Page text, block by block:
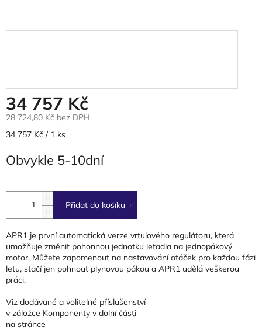
34 757 Kč
28 724,80 Kč bez DPH
Měrná
34 757 Kč / 1 ks
Obvykle 5-10dní
Přidat do košíku
APR1 je první automatická verze vrtulového regulátoru, která
umožňuje změnit pohonnou jednotku letadla na jednopákový
motor. Můžete zapomenout na nastavování otáček pro každou fázi
letu, stačí jen pohnout plynovou pákou a APR1 udělá veškerou
práci.
Viz dodávané a volitelné příslušenství
v záložce Komponenty v dolní části
na stránce